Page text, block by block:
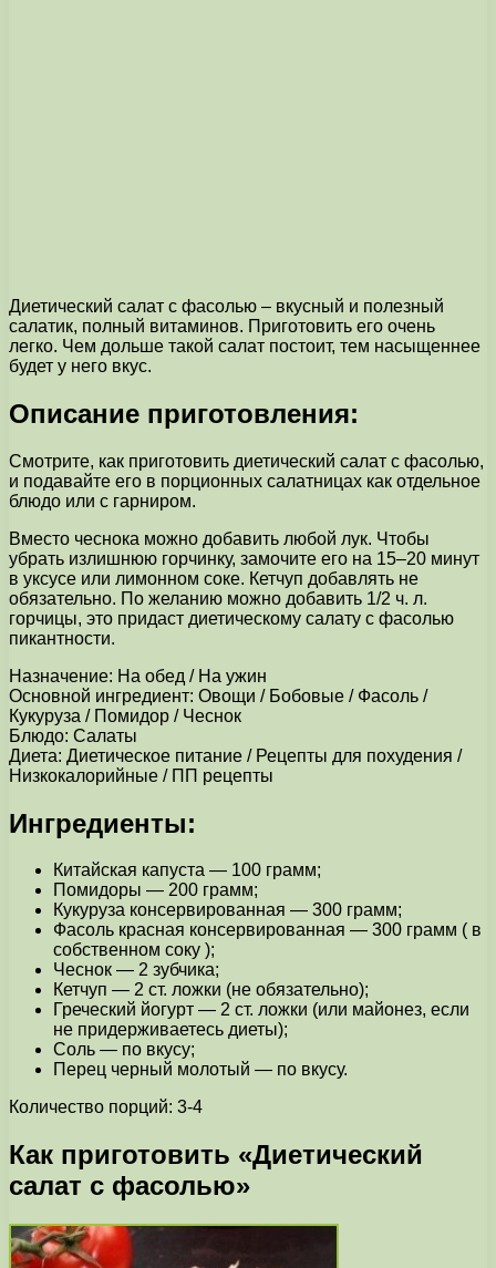
Диетический салат с фасолью – вкусный и полезный
салатик, полный витаминов. Приготовить его очень
легко. Чем дольше такой салат постоит, тем насыщеннее
будет у него вкус.
Описание приготовления:
Смотрите, как приготовить диетический салат с фасолью,
и подавайте его в порционных салатницах как отдельное
блюдо или с гарниром.
Вместо чеснока можно добавить любой лук. Чтобы
убрать излишнюю горчинку, замочите его на 15–20 минут
в уксусе или лимонном соке. Кетчуп добавлять не
обязательно. По желанию можно добавить 1/2 ч. л.
горчицы, это придаст диетическому салату с фасолью
пикантности.
Назначение: На обед / На ужин
Основной ингредиент: Овощи / Бобовые / Фасоль /
Кукуруза / Помидор / Чеснок
Блюдо: Салаты
Диета: Диетическое питание / Рецепты для похудения /
Низкокалорийные / ПП рецепты
Ингредиенты:
Китайская капуста — 100 грамм;
Помидоры — 200 грамм;
Кукуруза консервированная — 300 грамм;
Фасоль красная консервированная — 300 грамм ( в
собственном соку );
Чеснок — 2 зубчика;
Кетчуп — 2 ст. ложки (не обязательно);
Греческий йогурт — 2 ст. ложки (или майонез, если
не придерживаетесь диеты);
Соль — по вкусу;
Перец черный молотый — по вкусу.
Количество порций: 3-4
Как приготовить «Диетический
салат с фасолью»